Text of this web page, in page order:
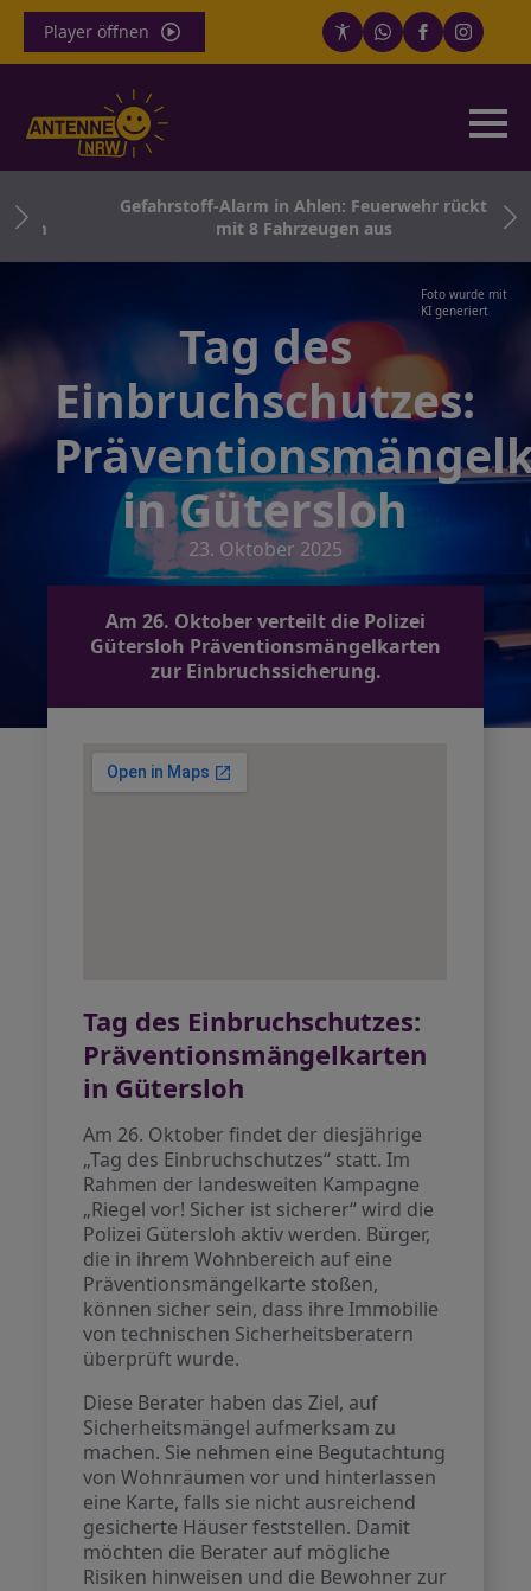
Player öffnen
Gefahrstoff-Alarm in Ahlen: Feuerwehr rückt
mit 8 Fahrzeugen aus
Foto wurde mit
KI generiert
Tag des
Einbruchschutzes:
in Gütersloh
23. Oktober 2025
Am 26. Oktober verteilt die Polizei
Gütersloh Präventionsmängelkarten
zur Einbruchssicherung.
Tag des Einbruchschutzes:
Präventionsmängelkarten
in Gütersloh
Am 26. Oktober findet der diesjährige
„Tag des Einbruchschutzes“ statt. Im
Rahmen der landesweiten Kampagne
„Riegel vor! Sicher ist sicherer“ wird die
Polizei Gütersloh aktiv werden. Bürger,
die in ihrem Wohnbereich auf eine
Präventionsmängelkarte stoßen,
können sicher sein, dass ihre Immobilie
von technischen Sicherheitsberatern
überprüft wurde.
Diese Berater haben das Ziel, auf
Sicherheitsmängel aufmerksam zu
machen. Sie nehmen eine Begutachtung
von Wohnräumen vor und hinterlassen
eine Karte, falls sie nicht ausreichend
gesicherte Häuser feststellen. Damit
möchten die Berater auf mögliche
Risiken hinweisen und die Bewohner zur